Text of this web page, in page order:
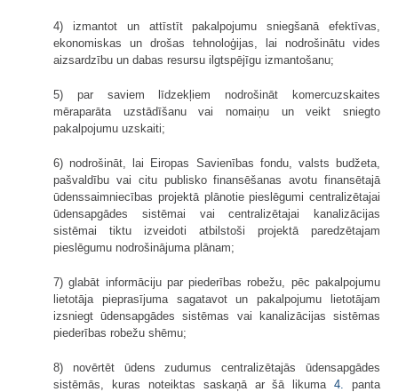
4) izmantot un attīstīt pakalpojumu sniegšanā efektīvas,
ekonomiskas un drošas tehnoloģijas, lai nodrošinātu vides
aizsardzību un dabas resursu ilgtspējīgu izmantošanu;
5) par saviem līdzekļiem nodrošināt komercuzskaites
mēraparāta uzstādīšanu vai nomaiņu un veikt sniegto
pakalpojumu uzskaiti;
6) nodrošināt, lai Eiropas Savienības fondu, valsts budžeta,
pašvaldību vai citu publisko finansēšanas avotu finansētajā
ūdenssaimniecības projektā plānotie pieslēgumi centralizētajai
ūdensapgādes sistēmai vai centralizētajai kanalizācijas
sistēmai tiktu izveidoti atbilstoši projektā paredzētajam
pieslēgumu nodrošinājuma plānam;
7) glabāt informāciju par piederības robežu, pēc pakalpojumu
lietotāja pieprasījuma sagatavot un pakalpojumu lietotājam
izsniegt ūdensapgādes sistēmas vai kanalizācijas sistēmas
piederības robežu shēmu;
8) novērtēt ūdens zudumus centralizētajās ūdensapgādes
sistēmās, kuras noteiktas saskaņā ar šā likuma4. panta